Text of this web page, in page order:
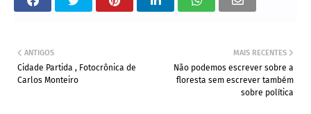
MAIS RECENTES
Não podemos escrever sobre a
floresta sem escrever também
sobre política
ANTIGOS
Cidade Partida , Fotocrônica de
Carlos Monteiro